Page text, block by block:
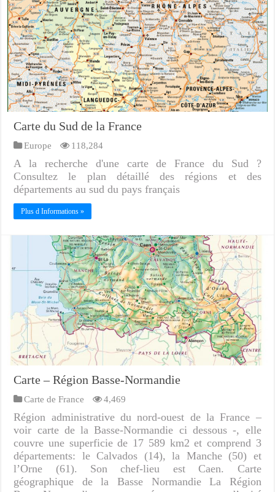
Carte du Sud de la France
Europe 118,284
A la recherche d'une carte de France du Sud ?
Consultez le plan détaillé des régions et des
départements au sud du pays français
Plus d Informations »
Carte – Région Basse-Normandie
Carte de France 4,469
Région administrative du nord-ouest de la France –
voir carte de la Basse-Normandie ci dessous -, elle
couvre une superficie de 17 589 km2 et comprend 3
départements: le Calvados (14), la Manche (50) et
l’Orne (61). Son chef-lieu est Caen. Carte
géographique de la Basse Normandie La Région